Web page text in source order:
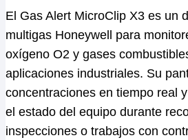
El Gas Alert MicroClip X3 es un
multigas Honeywell para
oxígeno O2 y gases
aplicaciones industriales. Su
concentraciones en tiempo real
el estado del equipo durante
inspecciones o trabajos con